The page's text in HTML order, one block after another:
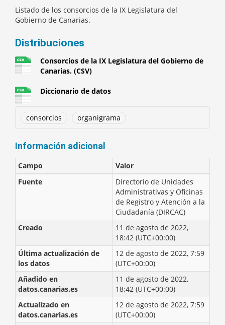
Listado de los consorcios de la IX Legislatura del
Gobierno de Canarias.
Distribuciones
Consorcios de la IX Legislatura del Gobierno de
Canarias. (CSV)
Diccionario de datos
consorcios organigrama
Información adicional
Campo
Valor
Fuente
Directorio de Unidades
Administrativas y Oficinas
de Registro y Atención a la
Ciudadanía (DIRCAC)
Creado
11 de agosto de 2022,
18:42 (UTC+00:00)
Última actualización de
los datos
12 de agosto de 2022, 7:59
(UTC+00:00)
Añadido en
datos.canarias.es
11 de agosto de 2022,
18:42 (UTC+00:00)
Actualizado en
datos.canarias.es
12 de agosto de 2022, 7:59
(UTC+00:00)